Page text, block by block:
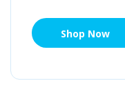
Shop Now